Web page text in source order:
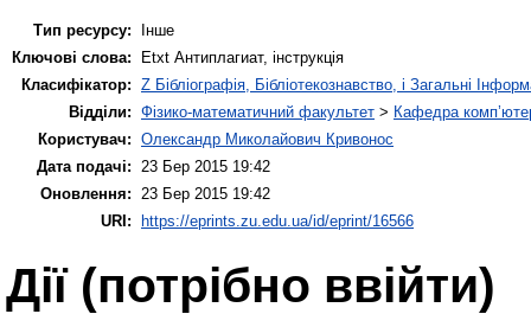
Тип ресурсу:
Інше
Ключові слова:
Etxt Антиплагиат, інструкція
Класифікатор: Z Бібліографія, Бібліотекознавство, і Загальні
Відділи: Фізико-математичний факультет > Кафедра
Користувач: Олександр Миколайович Кривонос
Дата подачі:
23 Бер 2015 19:42
Оновлення:
23 Бер 2015 19:42
URI: https://eprints.zu.edu.ua/id/eprint/16566
Дії ​​(потрібно ввійти)